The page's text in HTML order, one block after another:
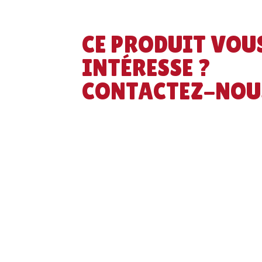
CE PRODUIT
INTÉRESSE ?
CONTACTEZ-